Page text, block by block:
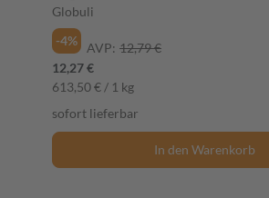
Globuli
-4%
AVP: 12,79 €
12,27 €
613,50 € / 1 kg
sofort lieferbar
In den Warenkorb